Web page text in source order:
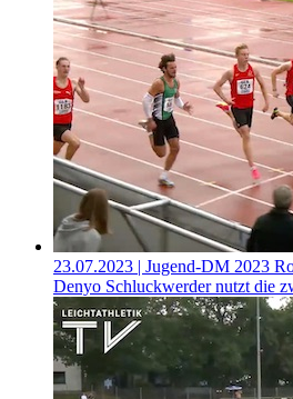
23.07.2023 | Jugend-DM 2023
Denyo Schluckwerder nutzt die